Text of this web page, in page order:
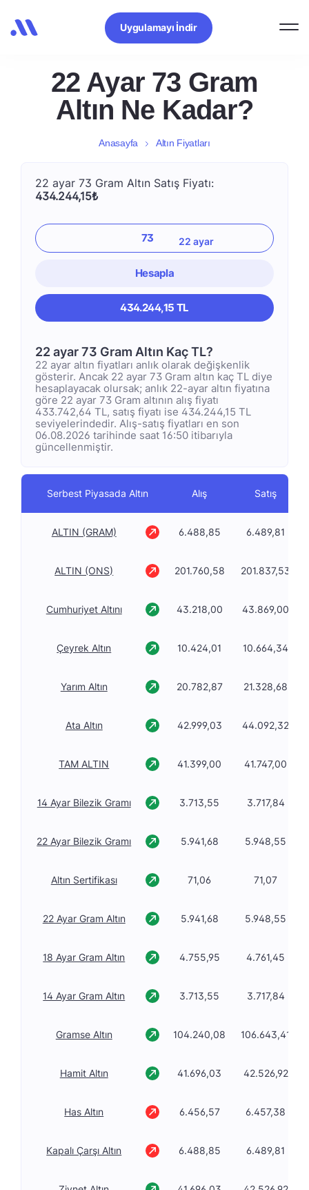
Uygulamayı İndir
22 Ayar 73 Gram
Altın Ne Kadar?
Anasayfa Altın Fiyatları
22 ayar 73 Gram Altın Satış Fiyatı:
434.244,15₺
Hesapla
434.244,15 TL
22 ayar 73 Gram Altın Kaç TL?
22 ayar altın fiyatları anlık olarak değişkenlik
gösterir. Ancak 22 ayar 73 Gram altın kaç TL diye
hesaplayacak olursak; anlık 22-ayar altın fiyatına
göre 22 ayar 73 Gram altının alış fiyatı
433.742,64 TL, satış fiyatı ise 434.244,15 TL
seviyelerindedir. Alış-satış fiyatları en son
06.08.2026 tarihinde saat 16:50 itibarıyla
güncellenmiştir.
Serbest Piyasada Altın Alış Satış
ALTIN (GRAM) 6.488,85 6.489,81
ALTIN (ONS) 201.760,58 201.837,53
Cumhuriyet Altını 43.218,00 43.869,00
Çeyrek Altın 10.424,01 10.664,34
Yarım Altın 20.782,87 21.328,68
Ata Altın 42.999,03 44.092,32
TAM ALTIN 41.399,00 41.747,00
14 Ayar Bilezik Gramı 3.713,55 3.717,84
22 Ayar Bilezik Gramı 5.941,68 5.948,55
Altın Sertifikası 71,06 71,07
22 Ayar Gram Altın 5.941,68 5.948,55
18 Ayar Gram Altın 4.755,95 4.761,45
14 Ayar Gram Altın 3.713,55 3.717,84
Gramse Altın 104.240,08 106.643,41
Hamit Altın 41.696,03 42.526,92
Has Altın 6.456,57 6.457,38
Kapalı Çarşı Altın 6.488,85 6.489,81